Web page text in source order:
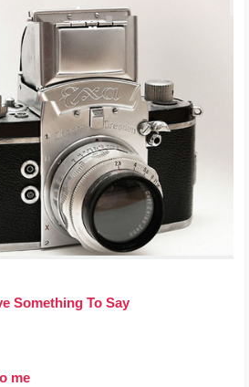
Something To Say
me